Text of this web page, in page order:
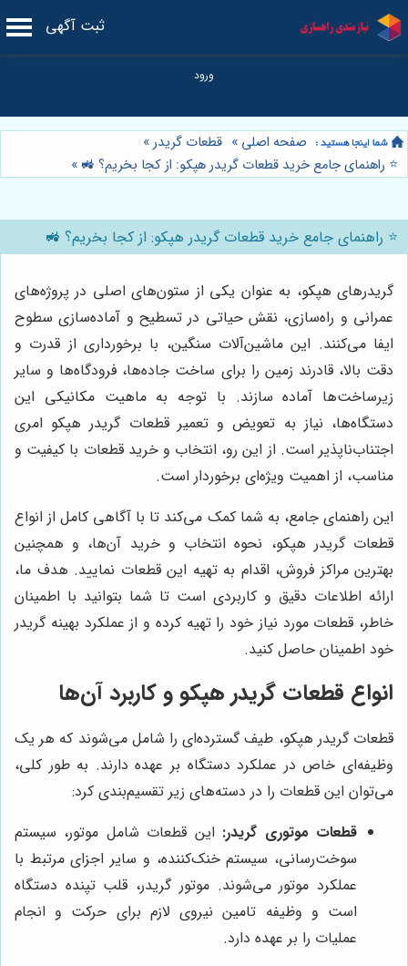
ثبت آگهی
صفحه اصلی » قطعات گریدر»
⭐️ راهنمای جامع خرید قطعات گریدر هپکو: از کجا بخریم؟ 🚜 »
⭐️ راهنمای جامع خرید قطعات گریدر هپکو: از کجا بخریم؟ 🚜
گریدرهای هپکو، به عنوان یکی از ستون‌های اصلی در پروژه‌های
عمرانی و راه‌سازی، نقش حیاتی در تسطیح و آماده‌سازی سطوح
ایفا می‌کنند. این ماشین‌آلات سنگین، با برخورداری از قدرت و
دقت بالا، قادرند زمین را برای ساخت جاده‌ها، فرودگاه‌ها و سایر
زیرساخت‌ها آماده سازند. با توجه به ماهیت مکانیکی این
دستگاه‌ها، نیاز به تعویض و تعمیر قطعات گریدر هپکو امری
اجتناب‌ناپذیر است. از این رو، انتخاب و خرید قطعات با کیفیت و
مناسب، از اهمیت ویژه‌ای برخوردار است.
این راهنمای جامع، به شما کمک می‌کند تا با آگاهی کامل از انواع
قطعات گریدر هپکو، نحوه انتخاب و خرید آن‌ها، و همچنین
بهترین مراکز فروش، اقدام به تهیه این قطعات نمایید. هدف ما،
ارائه اطلاعات دقیق و کاربردی است تا شما بتوانید با اطمینان
خاطر، قطعات مورد نیاز خود را تهیه کرده و از عملکرد بهینه گریدر
خود اطمینان حاصل کنید.
انواع قطعات گریدر هپکو و کاربرد آن‌ها
قطعات گریدر هپکو، طیف گسترده‌ای را شامل می‌شوند که هر یک
وظیفه‌ای خاص در عملکرد دستگاه بر عهده دارند. به طور کلی،
می‌توان این قطعات را در دسته‌های زیر تقسیم‌بندی کرد:
قطعات موتوری گریدر: این قطعات شامل موتور، سیستم
سوخت‌رسانی، سیستم خنک‌کننده، و سایر اجزای مرتبط با
عملکرد موتور می‌شوند. موتور گریدر، قلب تپنده دستگاه
است و وظیفه تامین نیروی لازم برای حرکت و انجام
عملیات را بر عهده دارد.